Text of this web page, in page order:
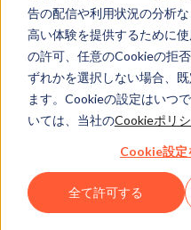
告の配信や利用状況の分析
高い体験を提供するために
の許可、任意のCookieの拒
ずれかを選択しない場合、
ます。Cookieの設定はいつ
いては、当社のCookieポリ
Cookie設定
全て許可する
2022
HubSpot
トフォー
開発ア
公式連携
に増やす